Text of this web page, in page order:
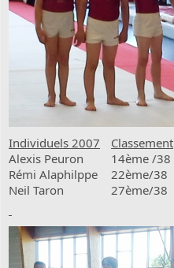
Individuels 2007 Classement
Alexis Peuron
14ème /38
Rémi Alaphilppe
22ème/38
Neil Taron
27ème/38